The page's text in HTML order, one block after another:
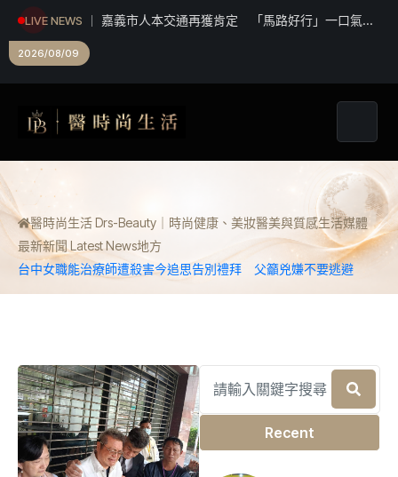
LIVE NEWS
下3項工程獎
深化日本市場國際行銷 台中攜星宇航空邀KOL踩
2026/08/09
醫時尚生活 Drs-Beauty｜時尚健康、美妝醫美與質感生活媒體
最新新聞 Latest News地方
台中女職能治療師遭殺害今追思告別禮拜 父籲兇嫌不要逃避
Recent